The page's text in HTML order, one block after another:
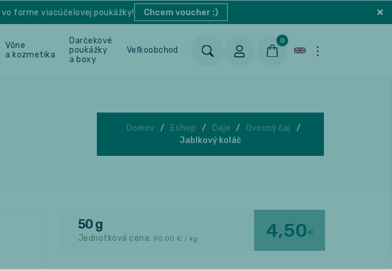
vo forme viacúčelovej poukážky! Chcem voucher :)
Vône
a kozmetika
Darčekové
poukážky
a boxy
Veľkoobchod Blog Kontakt
0
Domov Eshop Čaje
Ovocný čaj
Jablkový koláč
50 g
Jednotková cena: 90,00 € / kg 4,50 €